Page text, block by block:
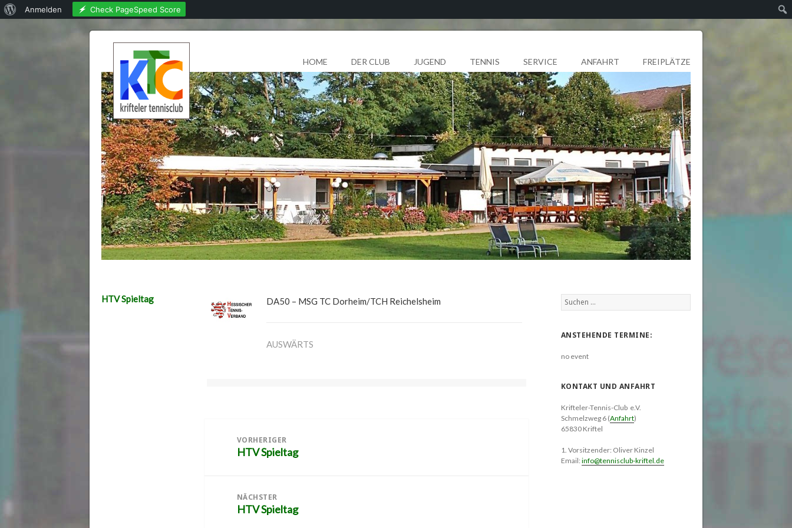
HOME DER CLUB JUGEND TENNIS SERVICE ANFAHRT FREIPLÄTZE
HTV Spieltag
Suchen
nach:
ANSTEHENDE TERMINE:
no event
KONTAKT UND ANFAHRT
Krifteler-Tennis-Club e.V.
Schmelzweg 6 (Anfahrt)
65830 Kriftel
1. Vorsitzender: Oliver Kinzel
Email: info@tennisclub-kriftel.de
DA50 – MSG TC Dorheim/TCH Reichelsheim
AUSWÄRTS
VORHERIGER
Vorheriger
HTV Spieltag
NÄCHSTER
Nächster
HTV Spieltag
Über
Anmelden Check PageSpeed Score